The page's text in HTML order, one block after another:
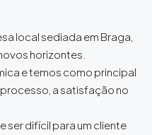
local sediada em Braga,
horizontes.
e temos como principal
a satisfação no
ser difícil para um cliente